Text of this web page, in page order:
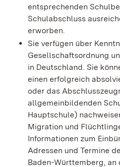
entsprechenden
Schulabschluss
erworben.
Sie verfügen über
Gesellschaftsordnung
in Deutschland. Sie
einen erfolgreich
oder das
allgemeinbildenden
Hauptschule)
Migration und
Informationen zum
Adressen und Termine
Baden-Württemberg, an